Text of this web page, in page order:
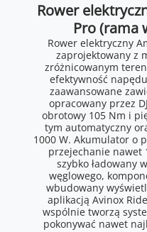
Rower
Pro (rama
Rower elektryczny
zaprojektowany z
zróżnicowanym
efektywność
zaawansowane
opracowany przez
obrotowy 105 Nm i
tym automatyczny
1000 W. Akumulator o
przejechanie nawet
szybko ładowany
węglowego,
wbudowany
aplikacją Avinox
wspólnie tworzą
pokonywać nawet